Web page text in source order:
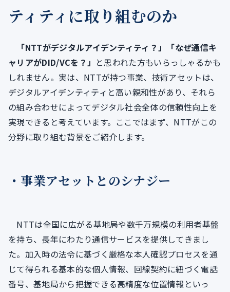
ティティに取り組むのか
「NTTがデジタルアイデンティティ？」「なぜ通信キ
ャリアがDID/VCを？」 と思われた方もいらっしゃるかも
しれません。実は、NTTが持つ事業、技術アセットは、
デジタルアイデンティティと高い親和性があり、それら
の組み合わせによってデジタル社会全体の信頼性向上を
実現できると考えています。ここではまず、NTTがこの
分野に取り組む背景をご紹介します。
・事業アセットとのシナジー
NTTは全国に広がる基地局や数千万規模の利用者基盤
を持ち、長年にわたり通信サービスを提供してきまし
た。加入時の法令に基づく厳格な本人確認プロセスを通
じて得られる基本的な個人情報、回線契約に紐づく電話
番号、基地局から把握できる高精度な位置情報といっ